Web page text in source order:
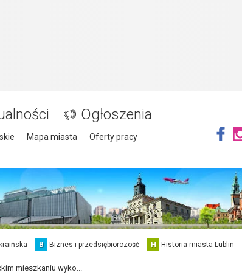
Ogłoszenia
Mapa miasta
Oferty pracy
B Biznes i przedsiębiorczość H Historia miasta Lublin
mieszkaniu wyko...